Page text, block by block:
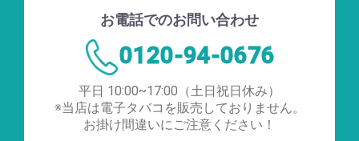
お電話でのお問い合わせ
0120-94-0676
平日 10:00~17:00（土日祝日休み）
※当店は電子タバコを販売しておりません。
お掛け間違いにご注意ください！